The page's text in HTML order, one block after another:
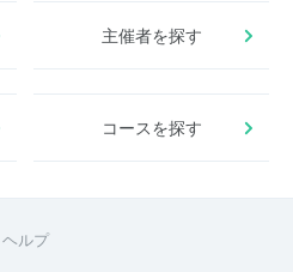
主催者を探す
コースを探す
ヘルプ